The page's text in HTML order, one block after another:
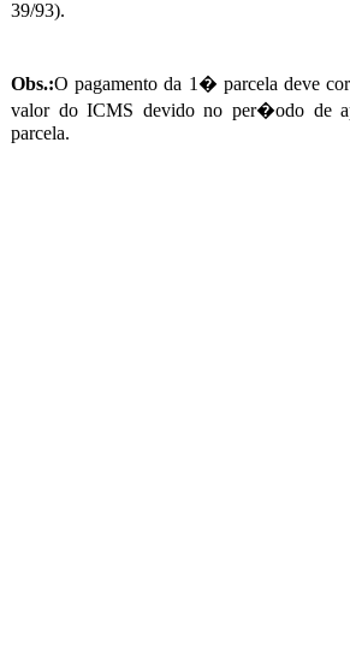
39/93).
Obs.:O pagamento da 1� parcela deve
valor do ICMS devido no per�odo de
parcela.